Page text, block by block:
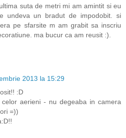
suta de metri mi am amintit si eu
undeva un bradut de impodobit. si
pe sfarsite m am grabit sa inscriu
ma bucur ca am reusit :).
2013 la 15:29
:D
aerieni - nu degeaba in camera
=))